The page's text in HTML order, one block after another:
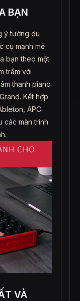
BẠN
ý tưởng du
cụ mạnh mẽ
bạn theo một
trầm với
thanh piano
Kết hợp
APC
các màn trình
VÀ